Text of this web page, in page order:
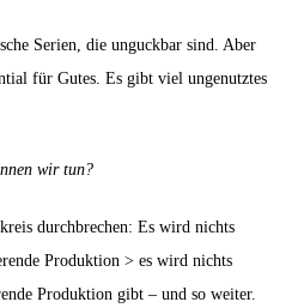
Serien, die unguckbar sind. Aber
für Gutes. Es gibt viel ungenutztes
wir tun?
durchbrechen: Es wird nichts
Produktion > es wird nichts
Produktion gibt – und so weiter.